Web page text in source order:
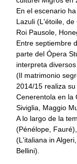
En el escenario
Lazuli (L'étoile,
Roi Pausole,
Entre septiembre
parte del Ópera
interpreta
(Il matrimonio
2014/15 realiza
Cenerentola en la
Siviglia, Maggio
A lo largo de la
(Pénélope,
(L'italiana in
Bellini).